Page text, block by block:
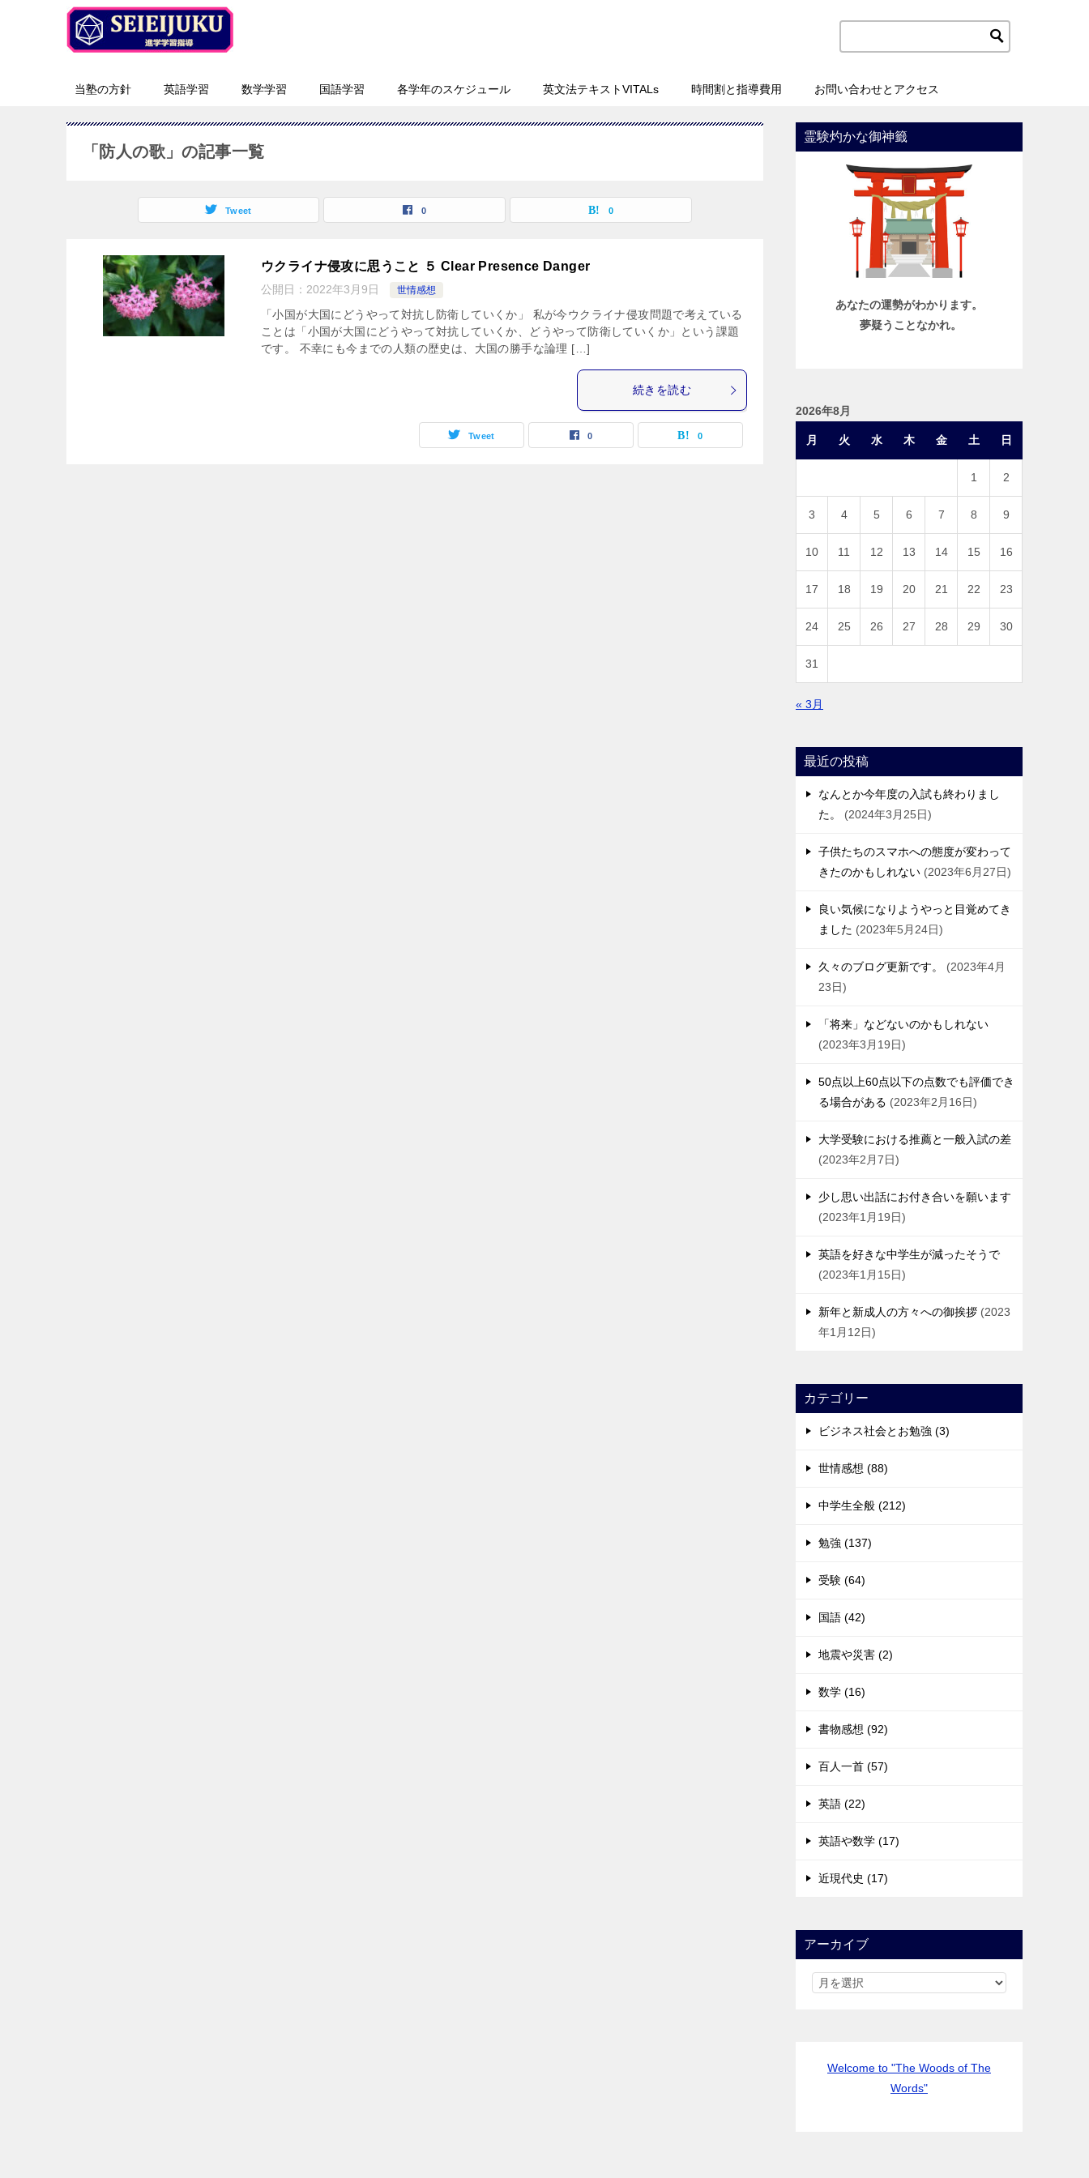
当塾の方針 英語学習 数学学習 国語学習 各学年のスケジュール 英文法テキストVITALs 時間割と指導費用 お問い合わせとアクセス
「防人の歌」の記事一覧
Tweet 0 0
ウクライナ侵攻に思うこと ５ Clear Presence Danger
公開日： 2022年3月9日 世情感想
「小国が大国にどうやって対抗し防衛していくか」 私が今ウクライナ侵攻問題で考えている
ことは「小国が大国にどうやって対抗していくか、どうやって防衛していくか」という課題
です。 不幸にも今までの人類の歴史は、大国の勝手な論理 […]
続きを読む
Tweet 0 0
霊験灼かな御神籤
あなたの運勢がわかります。
夢疑うことなかれ。
2026年8月
月 火 水 木 金 土 日
1 2
3 4 5 6 7 8 9
10 11 12 13 14 15 16
17 18 19 20 21 22 23
24 25 26 27 28 29 30
31
« 3月
最近の投稿
なんとか今年度の入試も終わりまし
た。
2024年3月25日
子供たちのスマホへの態度が変わって
きたのかもしれない 2023年6月27日
良い気候になりようやっと目覚めてき
ました
2023年5月24日
久々のブログ更新です。
2023年4月
23日
「将来」などないのかもしれない
2023年3月19日
50点以上60点以下の点数でも評価でき
る場合がある
2023年2月16日
大学受験における推薦と一般入試の差
2023年2月7日
少し思い出話にお付き合いを願います
2023年1月19日
英語を好きな中学生が減ったそうで
2023年1月15日
新年と新成人の方々への御挨拶 2023
年1月12日
カテゴリー
ビジネス社会とお勉強 (3)
世情感想 (88)
中学生全般 (212)
勉強 (137)
受験 (64)
国語 (42)
地震や災害 (2)
数学 (16)
書物感想 (92)
百人一首 (57)
英語 (22)
英語や数学 (17)
近現代史 (17)
アーカイブ
Welcome to "The Woods of The
Words"